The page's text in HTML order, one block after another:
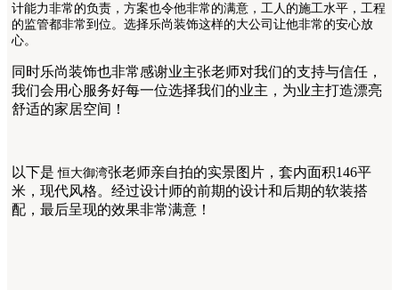
计能力非常的负责，方案也令他非常的满意，工人的施工水平，工程
的监管都非常到位。选择乐尚装饰这样的大公司让他非常的安心放
心。
同时乐尚装饰也非常感谢业主张老师对我们的支持与信任，
我们会用心服务好每一位选择我们的业主，为业主打造漂亮
舒适的家居空间！
以下是 恒大御湾张老师亲自拍的实景图片，套内面积146平
米，现代风格。经过设计师的前期的设计和后期的软装搭
配，最后呈现的效果非常满意！